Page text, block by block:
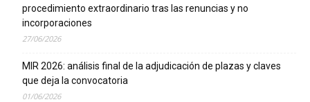
procedimiento extraordinario tras las renuncias y no
incorporaciones
27/06/2026
MIR 2026: análisis final de la adjudicación de plazas y claves
que deja la convocatoria
01/06/2026